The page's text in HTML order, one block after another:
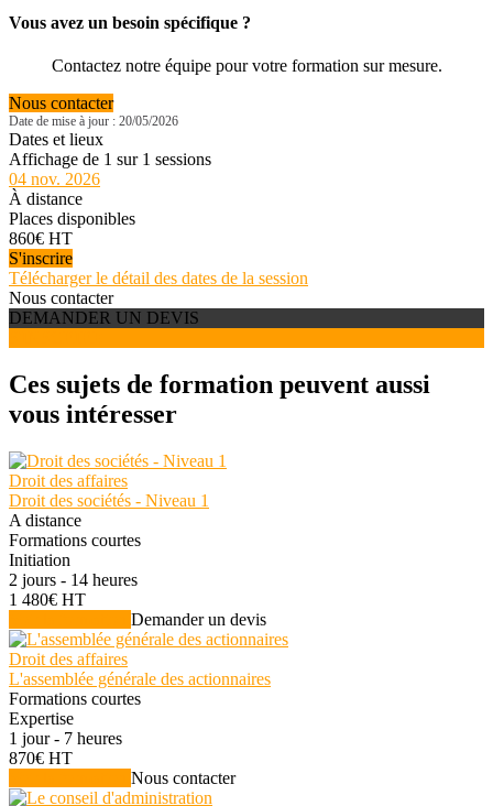
Vous avez un besoin spécifique ?
Contactez notre équipe pour votre formation sur mesure.
Nous contacter
Date de mise à jour : 20/05/2026
Dates et lieux
Affichage de 1 sur 1 sessions
04 nov. 2026
À distance
Places disponibles
860€ HT
S'inscrire
Télécharger le détail des dates de la session
Nous contacter
DEMANDER UN DEVIS
Ces sujets de formation peuvent aussi
vous intéresser
Droit des affaires
Droit des sociétés - Niveau 1
A distance
Formations courtes
Initiation
2 jours - 14 heures
1 480€ HT
Demander un devis
Droit des affaires
L'assemblée générale des actionnaires
Formations courtes
Expertise
1 jour - 7 heures
870€ HT
Nous contacter